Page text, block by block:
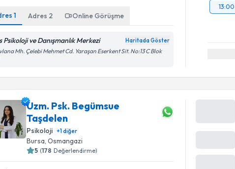
1 Adres 2 Online Görüşme
Psikoloji ve Danışmanlık Merkezi Haritada Göster
Mh. Çelebi Mehmet Cd. Yaraşan Eserkent Sit. No:13 C Blok
13:00
Uzm. Psk. Begümsue
Taşdelen
Psikoloji +1diğer
Bursa, Osmangazi
5 (178 Değerlendirme)